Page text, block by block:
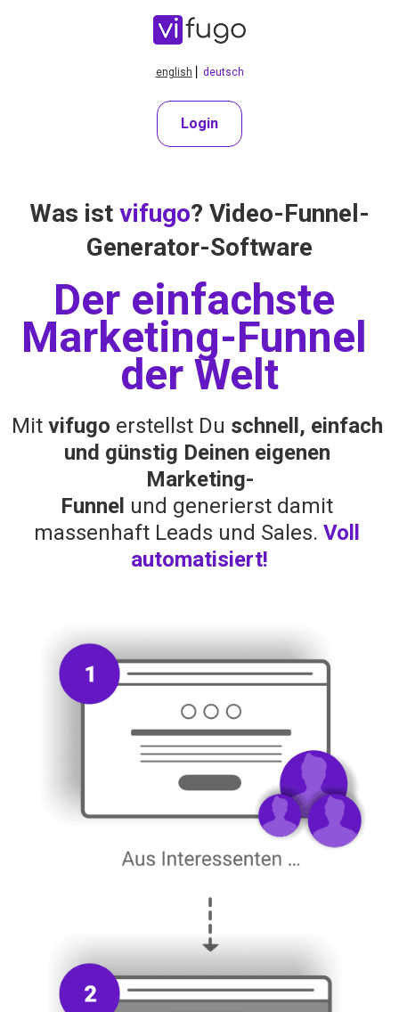
english deutsch
Login
Was ist vifugo? Video-Funnel-
Generator-Software
Der einfachste
Marketing-Funnel
der Welt
Mit vifugo erstellst Du schnell, einfach
und günstig Deinen eigenen
Marketing-
Funnel und generierst damit
massenhaft Leads und Sales. Voll
automatisiert!